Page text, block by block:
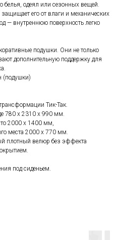
белья, одеял или сезонных вещей.
его от влаги и механических
— внутреннюю поверхность легко
подушки. Они не только
дополнительную поддержку для
(подушки)
Тик-Так.
780 х 2310 х 990 мм.
2000 х 1400 мм,
места 2000 х 770 мм.
плотный велюр без эффекта
под сиденьем.